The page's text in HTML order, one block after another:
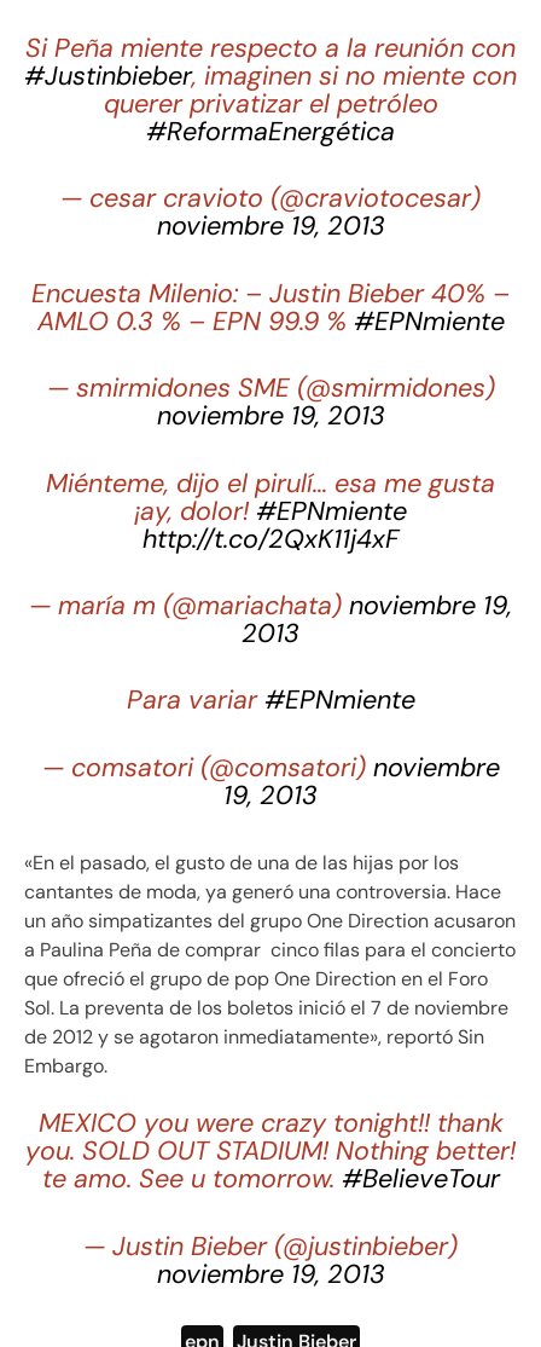
Si Peña miente respecto a la reunión con
#Justinbieber, imaginen si no miente con
querer privatizar el petróleo
#ReformaEnergética
— cesar cravioto (@craviotocesar)
noviembre 19, 2013
Encuesta Milenio: – Justin Bieber 40% –
AMLO 0.3 % – EPN 99.9 % #EPNmiente
— smirmidones SME (@smirmidones)
noviembre 19, 2013
Miénteme, dijo el pirulí… esa me gusta
¡ay, dolor!#EPNmiente
http://t.co/2QxK11j4xF
— maría m (@mariachata) noviembre 19,
2013
Para variar#EPNmiente
— comsatori (@comsatori) noviembre
19, 2013
«En el pasado, el gusto de una de las hijas por los
cantantes de moda, ya generó una controversia. Hace
un año simpatizantes del grupo One Direction acusaron
a Paulina Peña de comprar cinco filas para el concierto
que ofreció el grupo de pop One Direction en el Foro
Sol. La preventa de los boletos inició el 7 de noviembre
de 2012 y se agotaron inmediatamente», reportó Sin
Embargo.
MEXICO you were crazy tonight!! thank
you. SOLD OUT STADIUM! Nothing better!
te amo. See u tomorrow. #BelieveTour
— Justin Bieber (@justinbieber)
noviembre 19, 2013
epn Justin Bieber